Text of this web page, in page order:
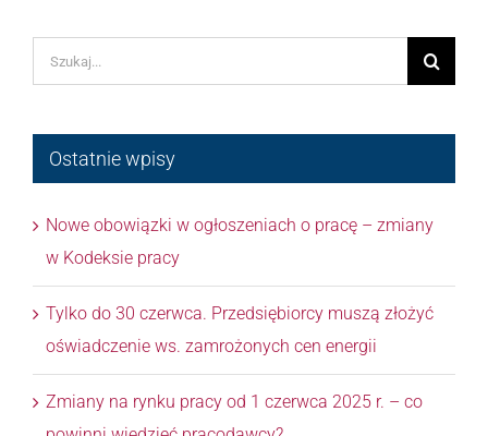
Szukaj
Ostatnie wpisy
Nowe obowiązki w ogłoszeniach o pracę – zmiany
w Kodeksie pracy
Tylko do 30 czerwca. Przedsiębiorcy muszą złożyć
oświadczenie ws. zamrożonych cen energii
Zmiany na rynku pracy od 1 czerwca 2025 r. – co